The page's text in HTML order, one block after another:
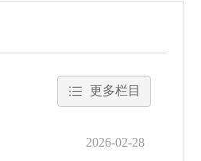
更多栏目
2026-02-28